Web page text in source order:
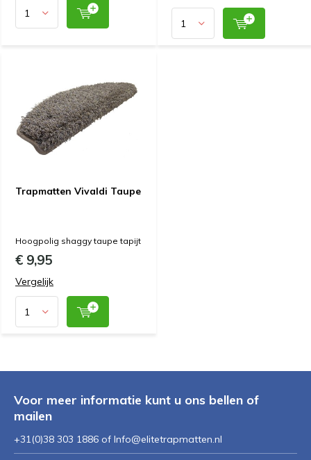
Trapmatten Vivaldi Taupe
Hoogpolig shaggy taupe tapijt
€ 9,95
Vergelijk
Voor meer informatie kunt u ons bellen of
mailen
+31(0)38 303 1886 of Info@elitetrapmatten.nl